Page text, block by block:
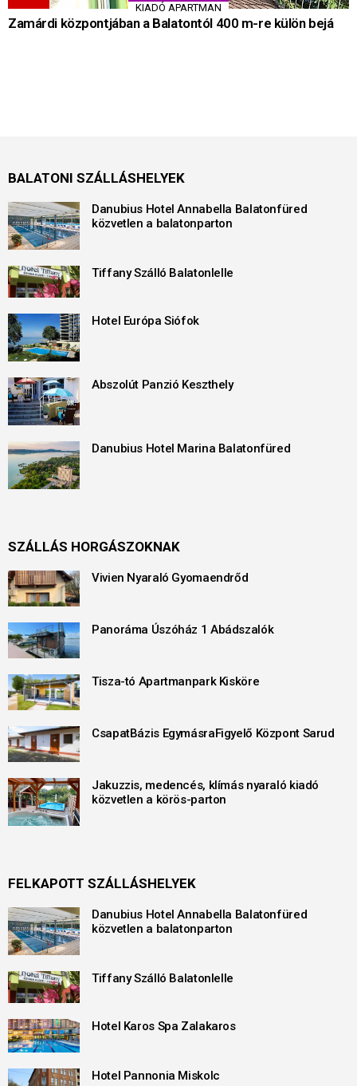
KIADÓ APARTMAN
Zamárdi központjában a Balatontól 400 m-re külön bejá
BALATONI SZÁLLÁSHELYEK
Danubius Hotel Annabella Balatonfüred
közvetlen a balatonparton
Tiffany Szálló Balatonlelle
Hotel Európa Siófok
Abszolút Panzió Keszthely
Danubius Hotel Marina Balatonfüred
SZÁLLÁS HORGÁSZOKNAK
Vivien Nyaraló Gyomaendrőd
Panoráma Úszóház 1 Abádszalók
Tisza-tó Apartmanpark Kisköre
CsapatBázis EgymásraFigyelő Központ Sarud
Jakuzzis, medencés, klímás nyaraló kiadó
közvetlen a körös-parton
FELKAPOTT SZÁLLÁSHELYEK
Danubius Hotel Annabella Balatonfüred
közvetlen a balatonparton
Tiffany Szálló Balatonlelle
Hotel Karos Spa Zalakaros
Hotel Pannonia Miskolc